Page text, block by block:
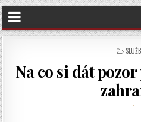
Na co si dát